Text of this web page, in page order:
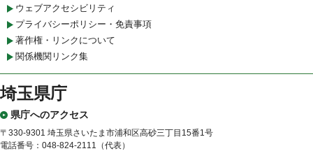
ウェブアクセシビリティ
プライバシーポリシー・免責事項
著作権・リンクについて
関係機関リンク集
埼玉県庁
県庁へのアクセス
〒330-9301 埼玉県さいたま市浦和区高砂三丁目15番1号
電話番号：048-824-2111（代表）